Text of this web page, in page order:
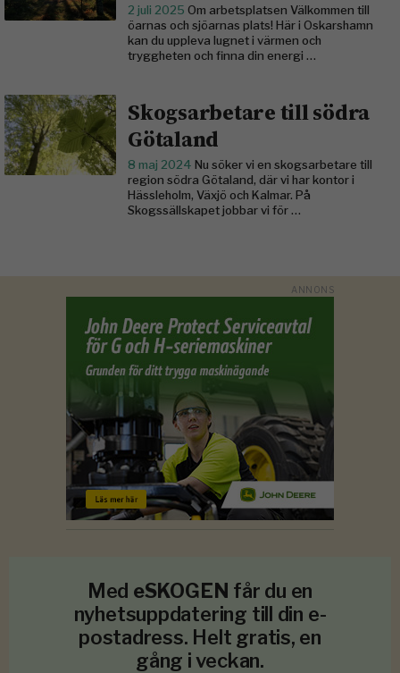
2 juli 2025 Om arbetsplatsen Välkommen till
öarnas och sjöarnas plats! Här i Oskarshamn
kan du uppleva lugnet i värmen och
tryggheten och finna din energi …
Skogsarbetare till södra
Götaland
8 maj 2024 Nu söker vi en skogsarbetare till
region södra Götaland, där vi har kontor i
Hässleholm, Växjö och Kalmar. På
Skogssällskapet jobbar vi för …
Med eSKOGEN får du en
nyhetsuppdatering till din e-
postadress. Helt gratis, en
gång i veckan.